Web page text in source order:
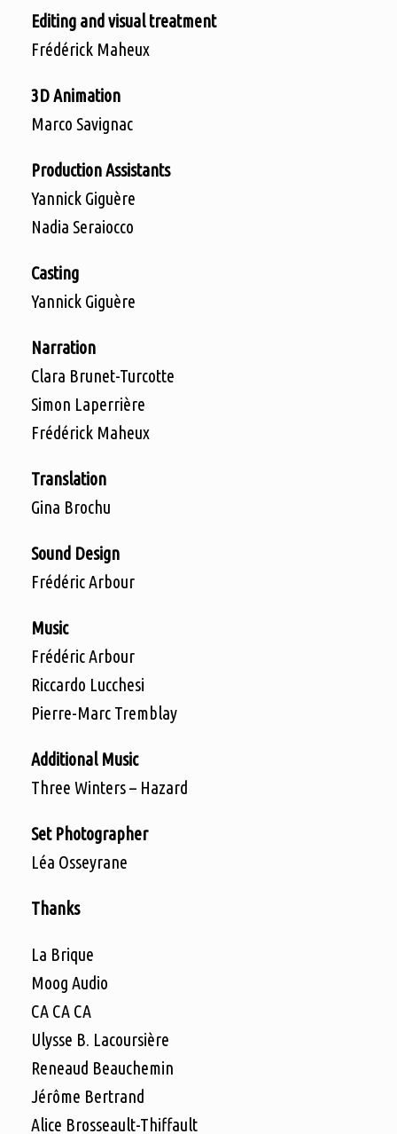
Editing and visual treatment
Frédérick Maheux
3D Animation
Marco Savignac
Production Assistants
Yannick Giguère
Nadia Seraiocco
Casting
Yannick Giguère
Narration
Clara Brunet-Turcotte
Simon Laperrière
Frédérick Maheux
Translation
Gina Brochu
Sound Design
Frédéric Arbour
Music
Frédéric Arbour
Riccardo Lucchesi
Pierre-Marc Tremblay
Additional Music
Three Winters – Hazard
Set Photographer
Léa Osseyrane
Thanks
La Brique
Moog Audio
CA CA CA
Ulysse B. Lacoursière
Reneaud Beauchemin
Jérôme Bertrand
Alice Brosseault-Thiffault